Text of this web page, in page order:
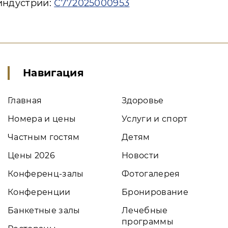
С772025000953
Навигация
Главная
Номера и цены
Частным гостям
Цены 2026
Конференц-залы
Конференции
Банкетные залы
Здоровье
Услуги и спорт
Детям
Новости
Фотогалерея
Бронирование
Лечебные
программы